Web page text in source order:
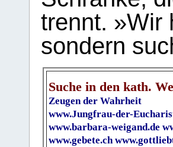
trennt. »Wir
sondern
Suche in den kath.
Zeugen der Wahrheit
www.Jungfrau-der-
www.barbara-weigand.de
www.gebete.ch